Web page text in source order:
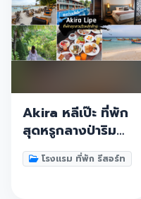
Akira หลีเป๊ะ ที่พัก
สุดหรูกลางป่าริม
ทะเลบนเกาะ บอก
เลยสุดสวยปัง สระ
โรงแรม ที่พัก รีสอร์ท